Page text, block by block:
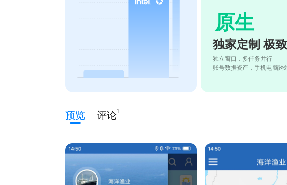
原生
独家定制 极
独立窗口，多任务并行
账号数据资产，手机电脑跨
预览 评论1